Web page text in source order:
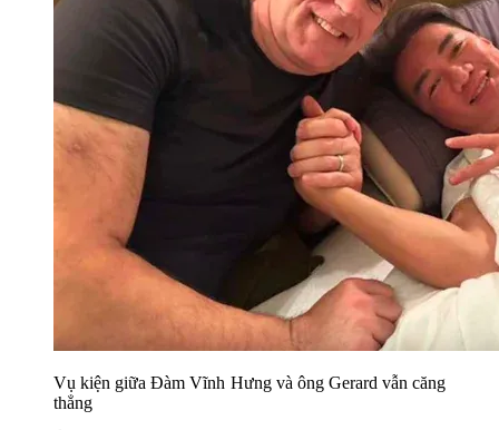
Vụ kiện giữa Đàm Vĩnh Hưng và ông Gerard vẫn căng
thẳng